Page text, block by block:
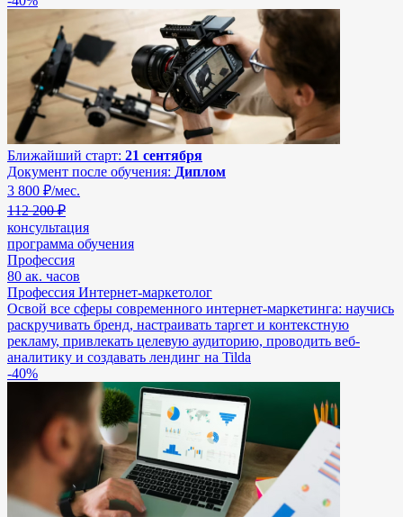
Ближайший старт: 21 сентября
Документ после обучения: Диплом
3 800 ₽/мес.
112 200 ₽
консультация
программа обучения
Профессия
80 ак. часов
Профессия Интернет-маркетолог
Освой все сферы современного интернет-маркетинга: научись
раскручивать бренд, настраивать таргет и контекстную
рекламу, привлекать целевую аудиторию, проводить веб-
аналитику и создавать лендинг на Tilda
-40%